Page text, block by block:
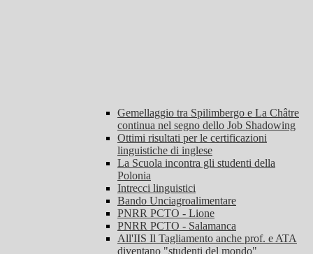
Gemellaggio tra Spilimbergo e La Châtre
continua nel segno dello Job Shadowing
Ottimi risultati per le certificazioni
linguistiche di inglese
La Scuola incontra gli studenti della
Polonia
Intrecci linguistici
Bando Unciagroalimentare
PNRR PCTO - Lione
PNRR PCTO - Salamanca
All'IIS Il Tagliamento anche prof. e ATA
diventano "studenti del mondo"